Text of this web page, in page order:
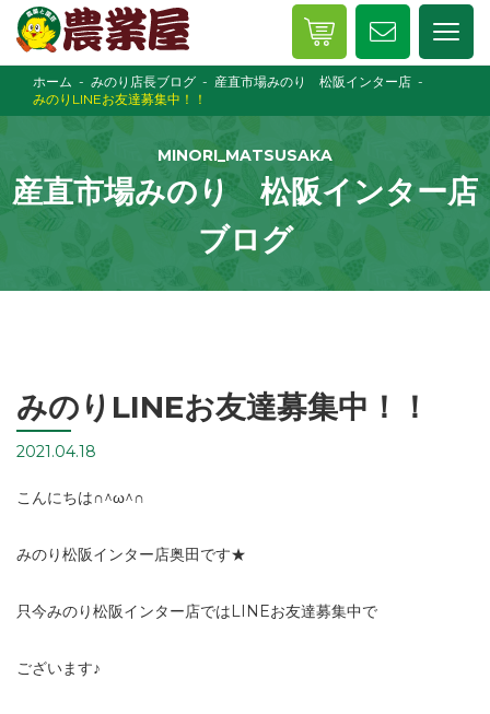
ホーム みのり店長ブログ
産直市場みのり 松阪インター店
みのりLINEお友達募集中！！
MINORI_MATSUSAKA
産直市場みのり 松阪インター店
ブログ
みのりLINEお友達募集中！！
2021.04.18
こんにちは∩^ω^∩
みのり松阪インター店奥田です★
只今みのり松阪インター店ではLINEお友達募集中で
ございます♪